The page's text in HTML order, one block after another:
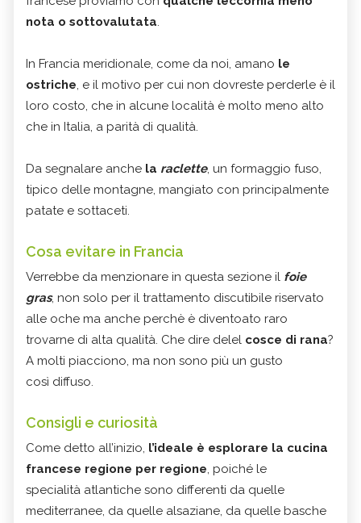
nota o sottovalutata
In Francia meridionale, come da noi, amano le
ostriche , e il motivo per cui non dovreste perderle è il
loro costo, che in alcune località è molto meno alto
che in Italia, a parità di qualità.
Da segnalare anche la raclette, un formaggio fuso,
tipico delle montagne, mangiato con principalmente
patate e sottaceti.
Cosa evitare in Francia
Verrebbe da menzionare in questa sezione il foie
gras, non solo per il trattamento discutibile riservato
alle oche ma anche perchè è diventoato raro
trovarne di alta qualità. Che dire delel cosce di rana?
A molti piacciono, ma non sono più un gusto
così diffuso.
Consigli e curiosità
Come detto all’inizio, l’ideale è esplorare la cucina
francese regione per regione , poiché le
specialità atlantiche sono differenti da quelle
mediterranee, da quelle alsaziane, da quelle basche